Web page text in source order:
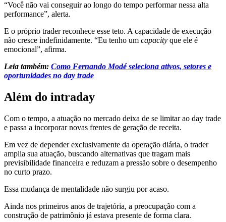
“Você não vai conseguir ao longo do tempo performar nessa alta
performance”, alerta.
E o próprio trader reconhece esse teto. A capacidade de execução
não cresce indefinidamente. “Eu tenho um capacity que ele é
emocional”, afirma.
Leia também: Como Fernando Modé seleciona ativos, setores e
oportunidades no day trade
Além do intraday
Com o tempo, a atuação no mercado deixa de se limitar ao day trade
e passa a incorporar novas frentes de geração de receita.
Em vez de depender exclusivamente da operação diária, o trader
amplia sua atuação, buscando alternativas que tragam mais
previsibilidade financeira e reduzam a pressão sobre o desempenho
no curto prazo.
Essa mudança de mentalidade não surgiu por acaso.
Ainda nos primeiros anos de trajetória, a preocupação com a
construção de patrimônio já estava presente de forma clara.